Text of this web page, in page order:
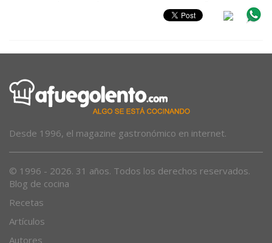
Desde 1996, el magazine gastronómico en internet.
© 1996 - 2026. 31 años. Todos los derechos reservados.
Blog de cocina
Recetas
Artículos
Autores